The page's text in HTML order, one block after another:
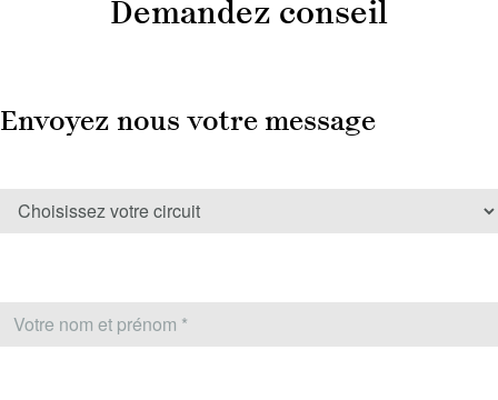
Demandez conseil
Envoyez nous votre message